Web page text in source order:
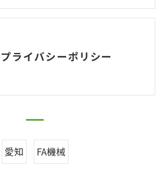
プライバシーポリシー
愛知 FA機械